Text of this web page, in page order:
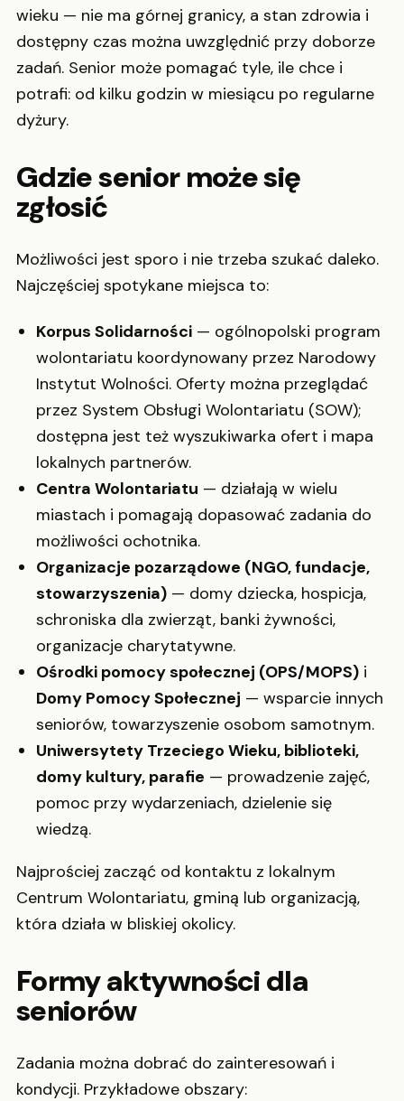
wieku — nie ma górnej granicy, a stan zdrowia i
dostępny czas można uwzględnić przy doborze
zadań. Senior może pomagać tyle, ile chce i
potrafi: od kilku godzin w miesiącu po regularne
dyżury.
Gdzie senior może się
zgłosić
Możliwości jest sporo i nie trzeba szukać daleko.
Najczęściej spotykane miejsca to:
Korpus Solidarności — ogólnopolski program
wolontariatu koordynowany przez Narodowy
Instytut Wolności. Oferty można przeglądać
przez System Obsługi Wolontariatu (SOW);
dostępna jest też wyszukiwarka ofert i mapa
lokalnych partnerów.
Centra Wolontariatu — działają w wielu
miastach i pomagają dopasować zadania do
możliwości ochotnika.
Organizacje pozarządowe (NGO, fundacje,
stowarzyszenia) — domy dziecka, hospicja,
schroniska dla zwierząt, banki żywności,
organizacje charytatywne.
Ośrodki pomocy społecznej (OPS/MOPS) i
Domy Pomocy Społecznej — wsparcie innych
seniorów, towarzyszenie osobom samotnym.
Uniwersytety Trzeciego Wieku, biblioteki,
domy kultury, parafie — prowadzenie zajęć,
pomoc przy wydarzeniach, dzielenie się
wiedzą.
Najprościej zacząć od kontaktu z lokalnym
Centrum Wolontariatu, gminą lub organizacją,
która działa w bliskiej okolicy.
Formy aktywności dla
seniorów
Zadania można dobrać do zainteresowań i
kondycji. Przykładowe obszary: